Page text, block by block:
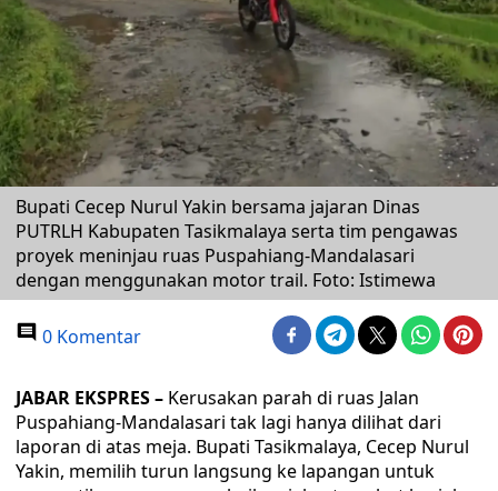
Bupati Cecep Nurul Yakin bersama jajaran Dinas
PUTRLH Kabupaten Tasikmalaya serta tim pengawas
proyek meninjau ruas Puspahiang-Mandalasari
dengan menggunakan motor trail. Foto: Istimewa
0 Komentar
JABAR EKSPRES – Kerusakan parah di ruas Jalan
Puspahiang-Mandalasari tak lagi hanya dilihat dari
laporan di atas meja. Bupati Tasikmalaya, Cecep Nurul
Yakin, memilih turun langsung ke lapangan untuk